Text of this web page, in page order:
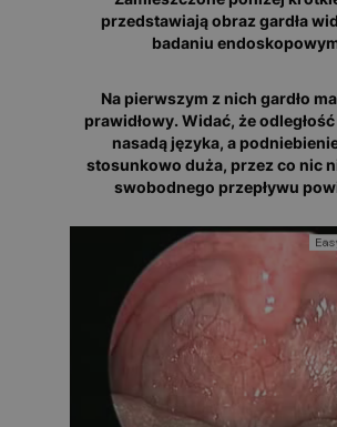
przedstawiają obraz gardła
badaniu
Na pierwszym z nich gardło
prawidłowy. Widać, że
nasadą języka, a
stosunkowo duża, przez co nic
swobodnego przepływu